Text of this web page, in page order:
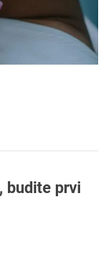
budite prvi